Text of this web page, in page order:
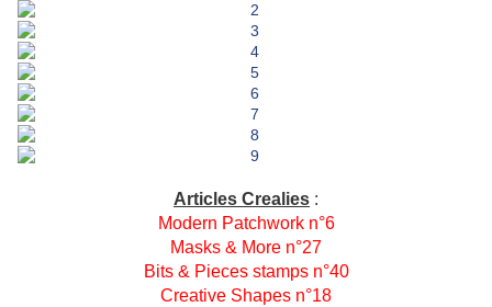
Articles Crealies :
Modern Patchwork n°6
Masks & More n°27
Bits & Pieces stamps n°40
Creative Shapes n°18